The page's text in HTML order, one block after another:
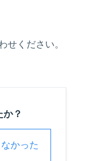
せください。
か？
なかった